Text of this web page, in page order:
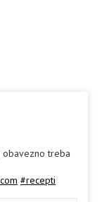
obavezno treba
#recepti